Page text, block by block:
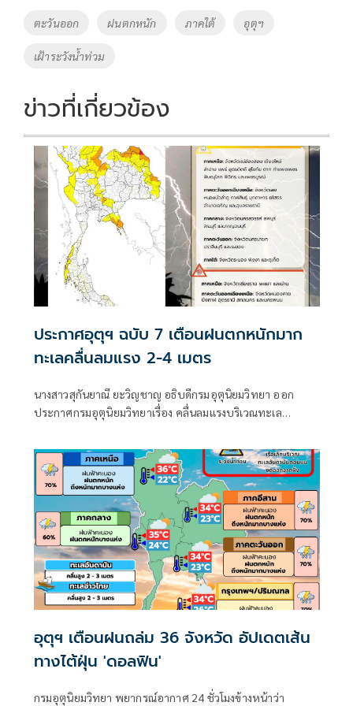
o
o
k
Li
Tags
ตะวันออก ฝนตกหนัก ภาคใต้ อุตุฯ
เฝ้าระวังน้ำท่วม
ข่าวที่เกี่ยวข้อง
ประกาศอุตุฯ ฉบับ 7 เตือนฝนตกหนักมาก
ทะเลคลื่นลมแรง 2-4 เมตร
นางสาวสุกันยาณี ยะวิญชาญ อธิบดีกรมอุตุนิยมวิทยา ออก
ประกาศกรมอุตุนิยมวิทยาเรื่อง คลื่นลมแรงบริเวณทะเล
มากบริเวณประเทศไทย
อุตุฯ เตือนฝนถล่ม 36 จังหวัด อัปเดตเส้น
ทางไต้ฝุ่น 'ดอลฟิน'
กรมอุตุนิยมวิทยา พยากรณ์อากาศ 24 ชั่วโมงข้างหน้าว่า